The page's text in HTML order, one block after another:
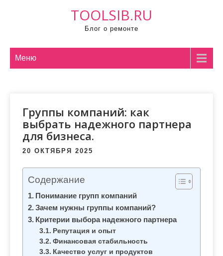
TOOLSIB.RU
Блог о ремонте
Меню
Группы компаний: как
выбрать надежного партнера
для бизнеса.
20 ОКТЯБРЯ 2025
Содержание
Понимание групп компаний
Зачем нужны группы компаний?
Критерии выбора надежного партнера
Репутация и опыт
Финансовая стабильность
Качество услуг и продуктов